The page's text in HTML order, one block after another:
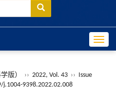
版） ›› 2022, Vol. 43 ››
Issue
j.1004-9398.2022.02.008